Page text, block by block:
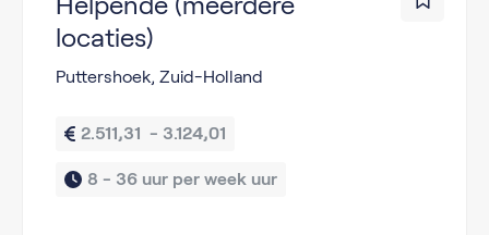
locaties)
Puttershoek, Zuid-Holland
2.511,31  - 3.124,01
8 - 36 uur per week uur